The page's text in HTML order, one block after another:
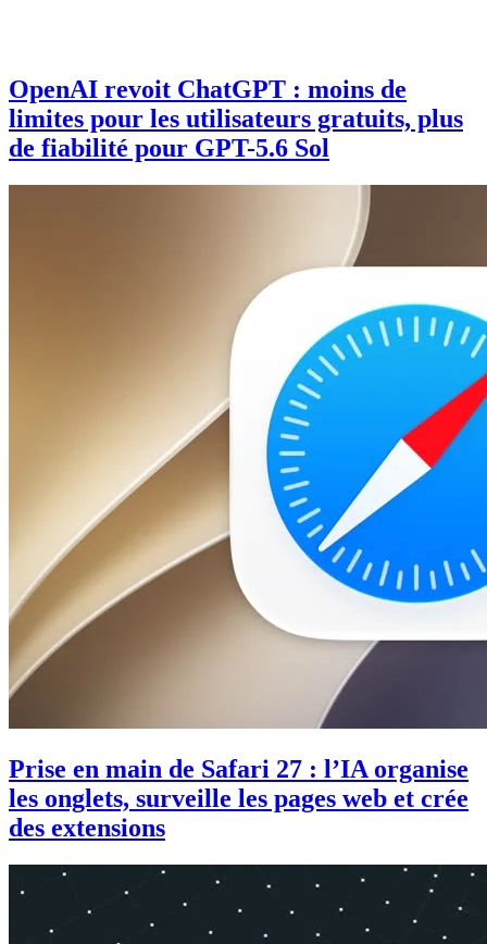
OpenAI revoit ChatGPT : moins de
limites pour les utilisateurs gratuits, plus
de fiabilité pour GPT-5.6 Sol
Prise en main de Safari 27 : l’IA organise
les onglets, surveille les pages web et crée
des extensions